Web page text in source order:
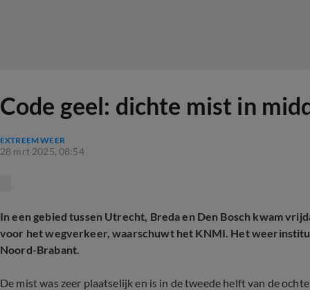
Code geel: dichte mist in
EXTREEM WEER
28 mrt 2025, 08:54
In een gebied tussen Utrecht, Breda en Den Bosch kwam
voor het wegverkeer, waarschuwt het KNMI. Het
Noord-Brabant.
De mist was zeer plaatselijk en is in de tweede helft van de